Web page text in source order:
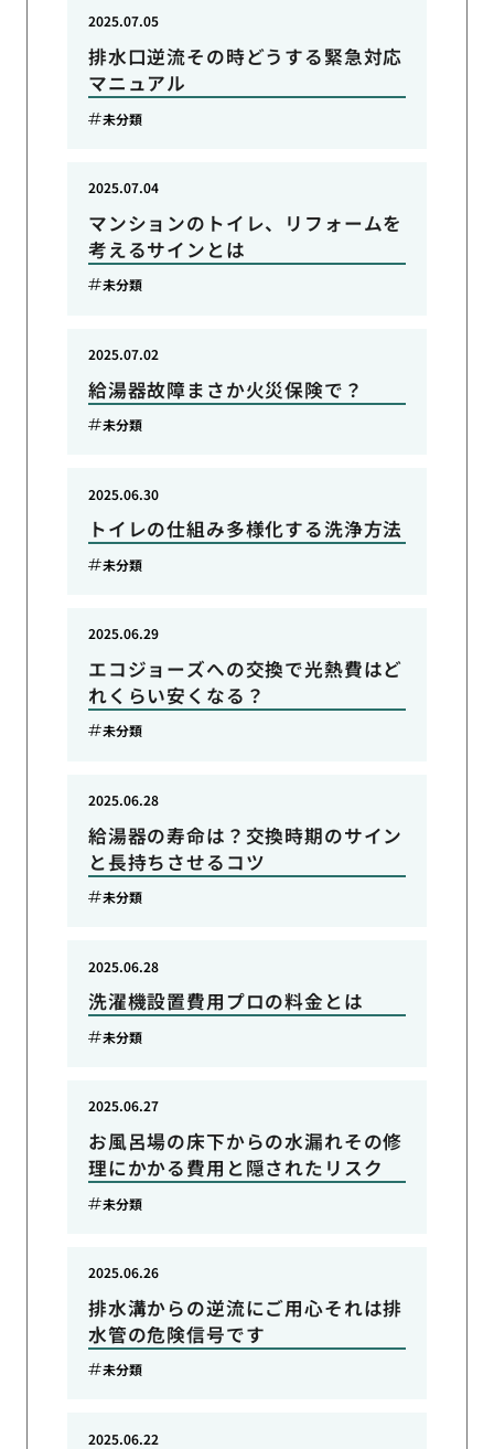
排水口逆流その時どうする緊急対応
マニュアル
2025.07.05
未分類
マンションのトイレ、リフォームを
考えるサインとは
2025.07.04
未分類
給湯器故障まさか火災保険で？
2025.07.02
未分類
トイレの仕組み多様化する洗浄方法
2025.06.30
未分類
エコジョーズへの交換で光熱費はど
れくらい安くなる？
2025.06.29
未分類
給湯器の寿命は？交換時期のサイン
と長持ちさせるコツ
2025.06.28
未分類
洗濯機設置費用プロの料金とは
2025.06.28
未分類
お風呂場の床下からの水漏れその修
理にかかる費用と隠されたリスク
2025.06.27
未分類
排水溝からの逆流にご用心それは排
水管の危険信号です
2025.06.26
未分類
2025.06.22